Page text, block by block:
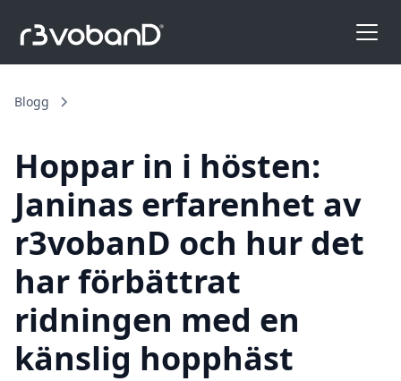
Blogg
Hoppar in i hösten:
Janinas erfarenhet av
r3vobanD och hur det
har förbättrat
ridningen med en
känslig hopphäst